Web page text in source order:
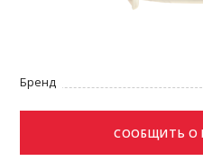
Бренд